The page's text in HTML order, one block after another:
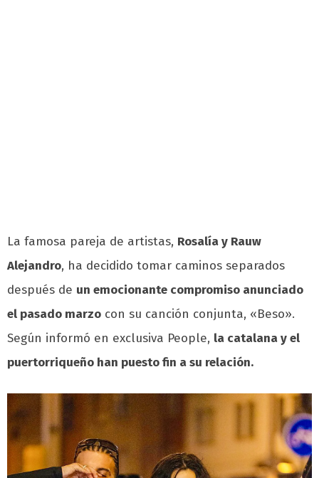
La famosa pareja de artistas, Rosalía y Rauw
Alejandro, ha decidido tomar caminos separados
después de un emocionante compromiso anunciado
el pasado marzo con su canción conjunta, «Beso».
Según informó en exclusiva People, la catalana y el
puertorriqueño han puesto fin a su relación.